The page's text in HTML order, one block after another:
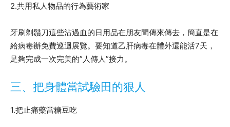
2.共用私人物品的行為藝術家
牙刷剃鬚刀這些沾過血的日用品在朋友間傳來傳去，簡直是在
給病毒辦免費巡迴展覽。要知道乙肝病毒在體外還能活7天，
足夠完成一次完美的”人傳人”接力。
三、把身體當試驗田的狠人
1.把止痛藥當糖豆吃